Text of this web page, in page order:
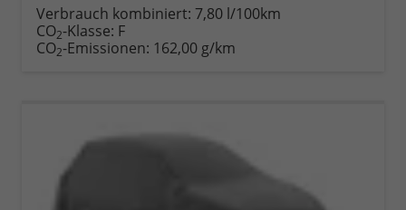
Verbrauch kombiniert: 7,80 l/100km
CO2-Klasse: F
CO2-Emissionen: 162,00 g/km